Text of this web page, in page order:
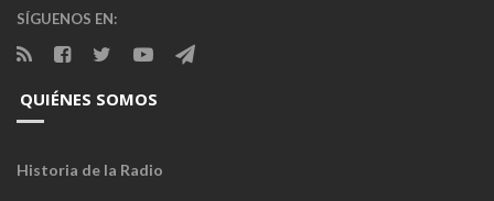
SÍGUENOS EN:
QUIÉNES SOMOS
Historia de la Radio